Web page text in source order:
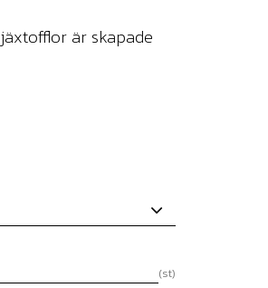
är skapade
st